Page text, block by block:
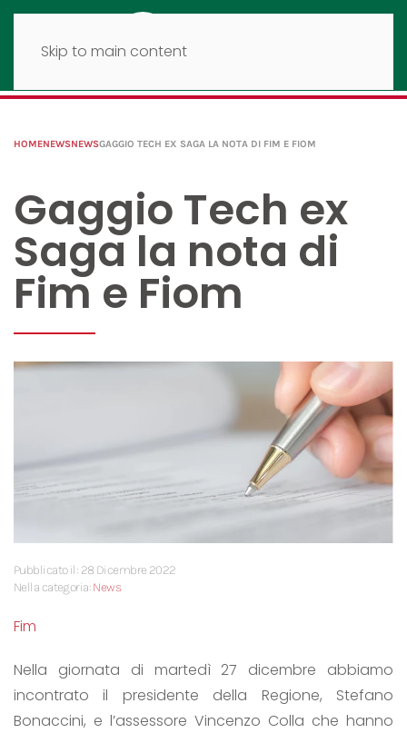
Skip to main content
HOMENEWSNEWSGAGGIO TECH EX SAGA LA NOTA DI FIM E FIOM
Gaggio Tech ex
Saga la nota di
Fim e Fiom
Pubblicato il: 28 Dicembre 2022
Nella categoria:News
Fim
Nella giornata di martedì 27 dicembre abbiamo
incontrato il presidente della Regione, Stefano
Bonaccini, e l’assessore Vincenzo Colla che hanno